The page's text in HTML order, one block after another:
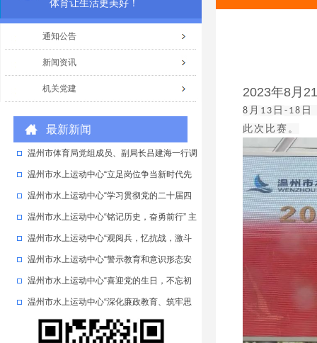
体育让生活更美好！
通知公告
新闻资讯
机关党建
最新新闻
温州市体育局党组成员、副局长吕建海一行调
研中心工作
温州市水上运动中心“立足岗位争当新时代先
锋党员” 主题党日活动
温州市水上运动中心“学习贯彻党的二十届四
中全会精神” 主题党日活动
温州市水上运动中心“铭记历史，奋勇前行” 主
题党日活动
温州市水上运动中心“观阅兵，忆抗战，激斗
志” 主题党日活动
温州市水上运动中心“警示教育和意识形态安
全教育”主题党日活动
温州市水上运动中心“喜迎党的生日，不忘初
心跟党走”主题党日活动
温州市水上运动中心“深化廉政教育、筑牢思
想防线” 主题党日活动
2023年8月
8 月 13 日 -18 日
此次比赛。